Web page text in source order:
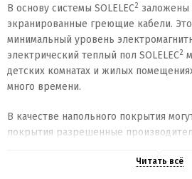
В основу системы SOLELEC2 заложены
экранированные греющие кабели.
минимальный уровень
электрический теплый пол SOLELEC2
детских комнатах и жилых
много времени.
В качестве напольного покрытия
покрытия разрешенные